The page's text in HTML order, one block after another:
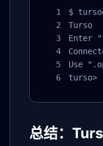
$
Turso
Enter
Use
turso>
总结：